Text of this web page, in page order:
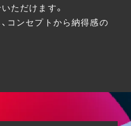
ただけます。
コンセプトから納得感の